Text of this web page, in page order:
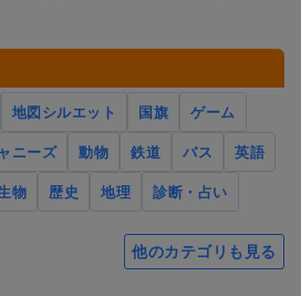
地図シルエット 国旗
ゲーム
ニーズ 動物 鉄道 バス
英語
物 歴史 地理 診断・占い
他のカテゴリも見る